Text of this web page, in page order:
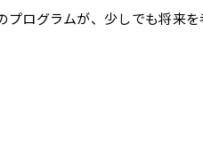
プログラムが、少しでも将来